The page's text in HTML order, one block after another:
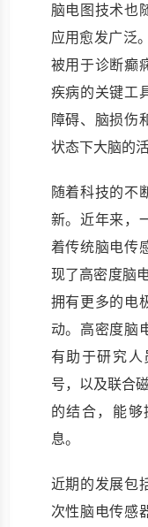
脑电图技术也
应用愈发广泛
被用于诊断癫
疾病的关键工
障碍、脑损伤
状态下大脑的
随着科技的不
新。近年来，
着传统脑电传
现了高密度脑
拥有更多的电
动。高密度脑
有助于研究
号，以及联合
的结合，能
息。
近期的发展包
次性脑电传感